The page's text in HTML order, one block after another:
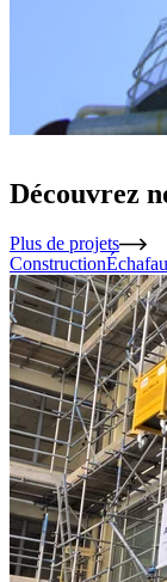
Découvrez
Plus de projets
Construction